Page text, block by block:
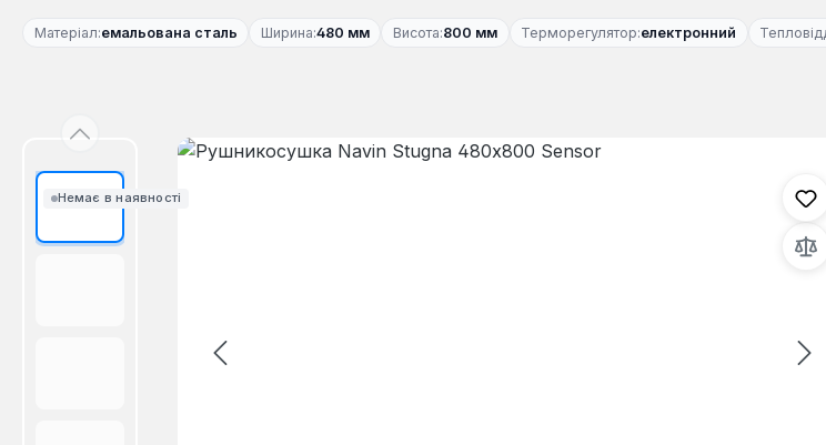
Матеріал:емальована сталь Ширина:480 мм Висота:800 мм Терморегулятор:електронний
Немає в наявності
Пропустити галерею зображень